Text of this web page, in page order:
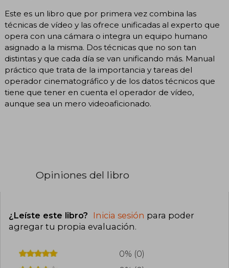
Este es un libro que por primera vez combina las
técnicas de vídeo y las ofrece unificadas al experto que
opera con una cámara o integra un equipo humano
asignado a la misma. Dos técnicas que no son tan
distintas y que cada día se van unificando más. Manual
práctico que trata de la importancia y tareas del
operador cinematográfico y de los datos técnicos que
tiene que tener en cuenta el operador de vídeo,
aunque sea un mero videoaficionado.
Opiniones del libro
¿Leíste este libro? Inicia sesión para poder
agregar tu propia evaluación.
0% (0)